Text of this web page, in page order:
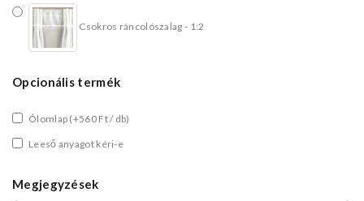
Csokros ráncolószalag - 1:2
Opcionális termék
Ólomlap (+560 Ft / db)
Leeső anyagot kéri-e
Megjegyzések